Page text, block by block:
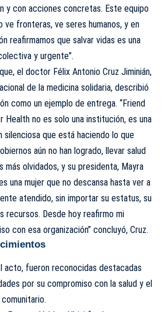
y con acciones concretas. Este equipo
ve fronteras, ve seres humanos, y en
reafirmamos que salvar vidas es una
y urgente”.
el doctor Félix Antonio Cruz Jiminián,
de la medicina solidaria, describió
como un ejemplo de entrega. “Friend
Health no es solo una institución, es una
silenciosa que está haciendo lo que
aún no han logrado, llevar salud
más olvidados, y su presidenta, Mayra
una mujer que no descansa hasta ver a
atendido, sin importar su estatus, su
recursos. Desde hoy reafirmo mi
con esa organización” concluyó, Cruz.
acto, fueron reconocidas destacadas
por su compromiso con la salud y el